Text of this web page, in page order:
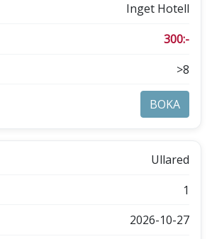
Inget Hotell
300:-
>8
BOKA
Ullared
1
2026-10-27